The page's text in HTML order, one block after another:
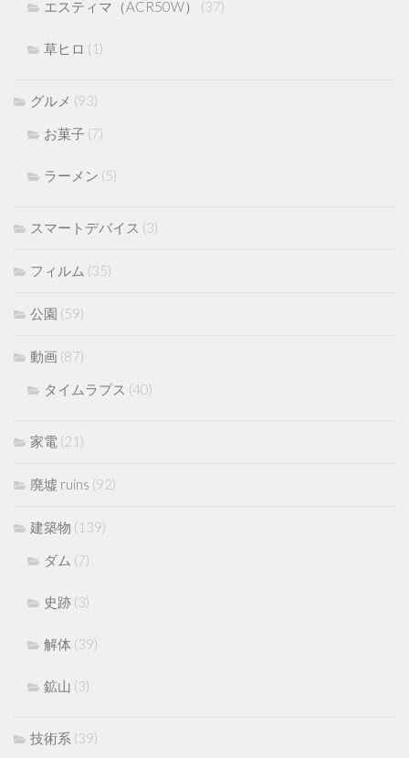
エスティマ（ACR50W） (37)
草ヒロ (1)
グルメ (93)
お菓子 (7)
ラーメン (5)
スマートデバイス (3)
フィルム (35)
公園 (59)
動画 (87)
タイムラプス (40)
家電 (21)
廃墟 ruins (92)
建築物 (139)
ダム (7)
史跡 (3)
解体 (39)
鉱山 (3)
技術系 (39)